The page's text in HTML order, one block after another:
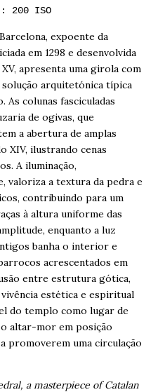
ISO
expoente da
em 1298 e desenvolvida
apresenta uma girola com
arquitetónica típica
As colunas fasciculadas
de ogivas, que
a abertura de amplas
XIV, ilustrando cenas
A iluminação,
valoriza a textura da pedra e
contribuindo para um
à altura uniforme das
enquanto a luz
banha o interior e
acrescentados em
entre estrutura gótica,
estética e espiritual
do templo como lugar de
altar-mor em posição
promoverem uma circulação
a masterpiece of Catalan